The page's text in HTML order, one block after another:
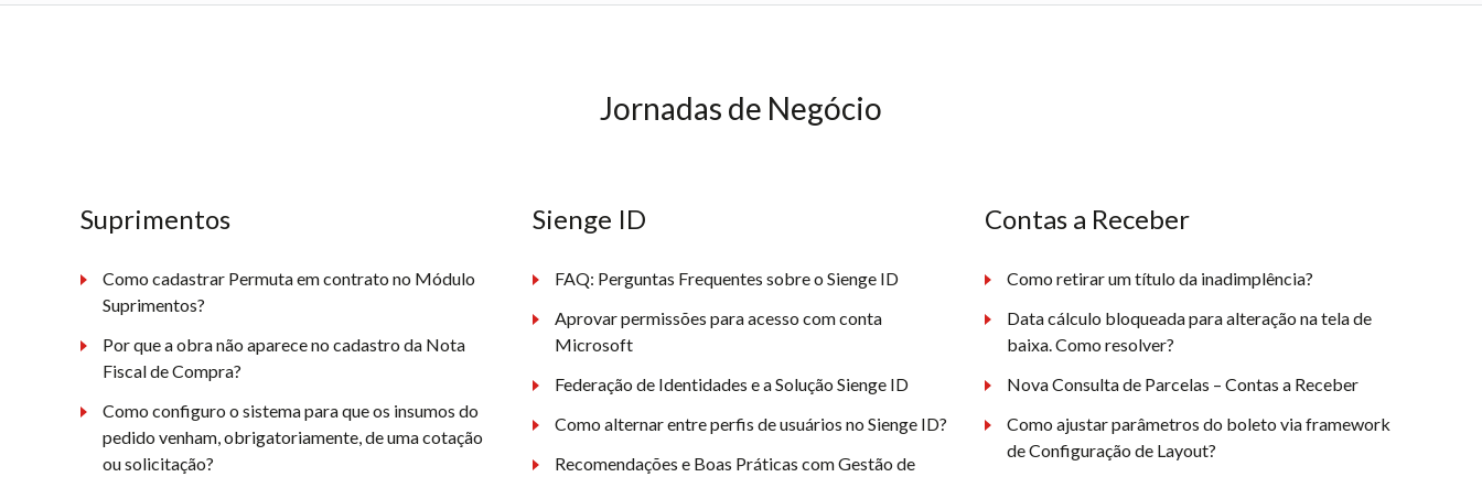
Jornadas de Negócio
Suprimentos
Como cadastrar Permuta em contrato no Módulo
Suprimentos?
Por que a obra não aparece no cadastro da Nota
Fiscal de Compra?
Como configuro o sistema para que os insumos do
pedido venham, obrigatoriamente, de uma cotação
ou solicitação?
Sienge ID
FAQ: Perguntas Frequentes sobre o Sienge ID
Aprovar permissões para acesso com conta
Microsoft
Federação de Identidades e a Solução Sienge ID
Como alternar entre perfis de usuários no Sienge ID?
Recomendações e Boas Práticas com Gestão de
Contas a Receber
Como retirar um título da inadimplência?
Data cálculo bloqueada para alteração na tela de
baixa. Como resolver?
Nova Consulta de Parcelas – Contas a Receber
Como ajustar parâmetros do boleto via framework
de Configuração de Layout?